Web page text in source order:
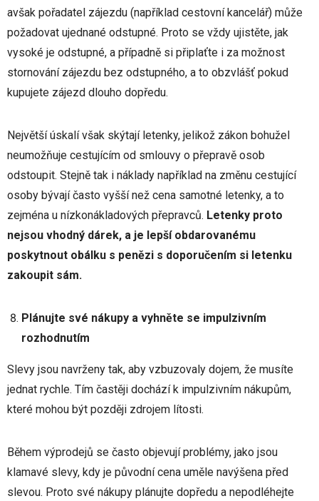
avšak pořadatel zájezdu (například cestovní kancelář) může
požadovat ujednané odstupné. Proto se vždy ujistěte, jak
vysoké je odstupné, a případně si připlaťte i za možnost
stornování zájezdu bez odstupného, a to obzvlášť pokud
kupujete zájezd dlouho dopředu.
Největší úskalí však skýtají letenky, jelikož zákon bohužel
neumožňuje cestujícím od smlouvy o přepravě osob
odstoupit. Stejně tak i náklady například na změnu cestující
osoby bývají často vyšší než cena samotné letenky, a to
zejména u nízkonákladových přepravců. Letenky proto
nejsou vhodný dárek, a je lepší obdarovanému
poskytnout obálku s penězi s doporučením si letenku
zakoupit sám.
Plánujte své nákupy a vyhněte se impulzivním
rozhodnutím
Slevy jsou navrženy tak, aby vzbuzovaly dojem, že musíte
jednat rychle. Tím častěji dochází k impulzivním nákupům,
které mohou být později zdrojem lítosti.
Během výprodejů se často objevují problémy, jako jsou
klamavé slevy, kdy je původní cena uměle navýšena před
slevou. Proto své nákupy plánujte dopředu a nepodléhejte